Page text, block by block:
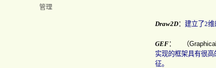
管理
Draw2D： 建立了2维
GEF： （
实现的框架具有很
征。